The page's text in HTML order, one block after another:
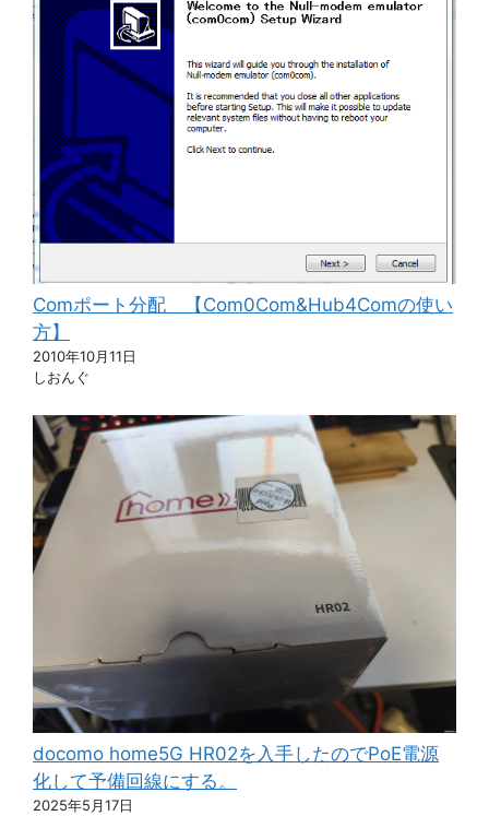
Comポート分配 【Com0Com&Hub4Comの使い
方】
2010年10月11日
しおんぐ
docomo home5G HR02を入手したのでPoE電源
化して予備回線にする。
2025年5月17日